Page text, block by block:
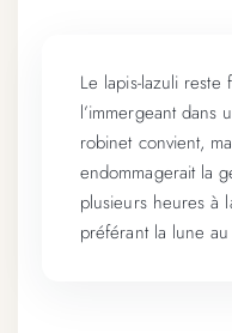
Le lapis-lazuli reste
l’immergeant dans
robinet convient,
endommagerait la
plusieurs heures à
préférant la lune